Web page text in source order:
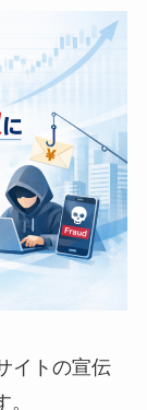
イトの宣伝